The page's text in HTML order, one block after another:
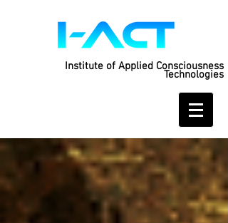
Institute of Applied Consciousness
Technologies